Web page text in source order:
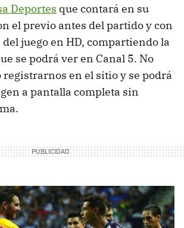
Deportes que contará en su
el previo antes del partido y con
juego en HD, compartiendo la
se podrá ver en Canal 5. No
registrarnos en el sitio y se podrá
a pantalla completa sin